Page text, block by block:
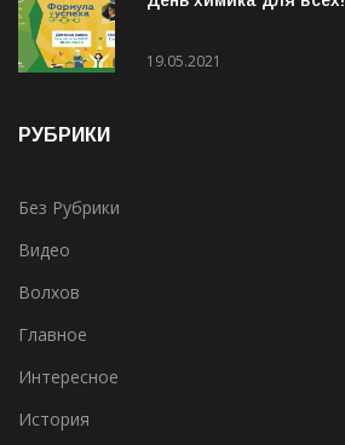
19.05.2021
РУБРИКИ
Без Рубрики
Видео
Волхов
Главное
Интересное
История